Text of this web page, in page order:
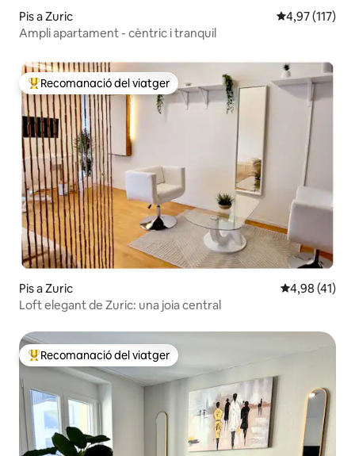
Pis a Zuric 4,97 de
4,97 (117)
Ampli apartament - cèntric i tranquil
Principals recomanacions dels viatgers
Recomanació del viatger
Pis a Zuric 4,98 de
4,98 (41)
Loft elegant de Zuric: una joia central
Principals recomanacions dels viatgers
Recomanació del viatger